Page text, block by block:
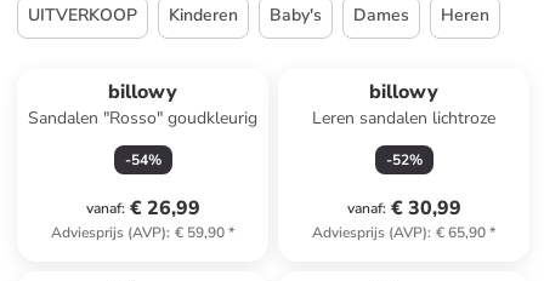
UITVERKOOP Kinderen Baby's Dames Heren
billowy
Sandalen "Rosso" goudkleurig
-54%
vanaf: € 26,99
Adviesprijs (AVP): € 59,90*
billowy
Leren sandalen lichtroze
-52%
vanaf: € 30,99
Adviesprijs (AVP): € 65,90*